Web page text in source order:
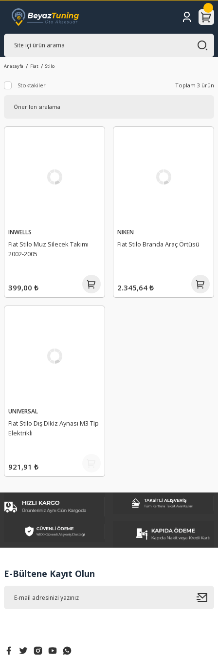
Anasayfa Fiat Stilo
Stoktakiler Toplam 3 ürün
INWELLS
Fiat Stilo Muz Silecek Takımı
2002-2005
399,00 ₺
NIKEN
Fiat Stilo Branda Araç Örtüsü
2.345,64 ₺
UNIVERSAL
Fiat Stilo Dış Dikiz Aynası M3 Tip
Elektrikli
921,91 ₺
E-Bültene Kayıt Olun